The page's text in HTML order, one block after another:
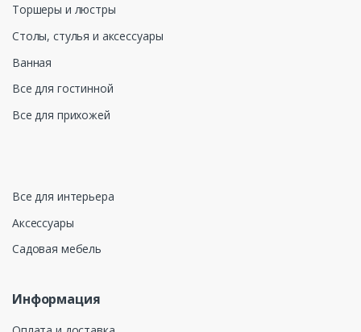
Торшеры и люстры
Столы, стулья и аксессуары
Ванная
Все для гостинной
Все для прихожей
Все для интерьера
Аксессуары
Садовая мебель
Информация